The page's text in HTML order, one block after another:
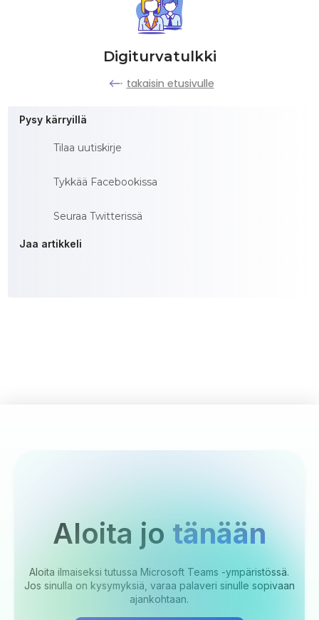
Digiturvatulkki
takaisin etusivulle
Pysy kärryillä
Tilaa uutiskirje
Tykkää Facebookissa
Seuraa Twitterissä
Jaa artikkeli
Aloita jo tänään
Aloita ilmaiseksi tutussa Microsoft Teams -ympäristössä.
Jos sinulla on kysymyksiä, varaa palaveri sinulle sopivaan
ajankohtaan.